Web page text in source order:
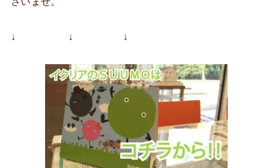
↓ ↓ ↓